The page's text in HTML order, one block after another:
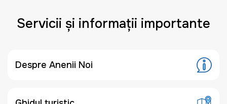
Servicii și informații importante
Despre Anenii Noi